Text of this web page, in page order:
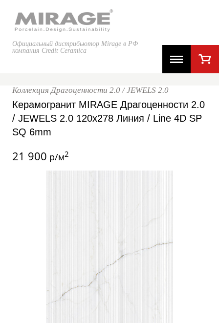
Официальный дистрибьютор Mirage в РФ
компания Credit Ceramica
Коллекция Драгоценности 2.0 / JEWELS 2.0
Керамогранит MIRAGE Драгоценности 2.0
/ JEWELS 2.0 120x278 Линия / Line 4D SP
SQ 6mm
21 900 р/м2